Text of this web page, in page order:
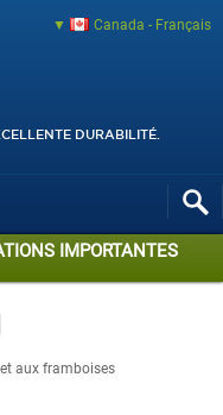
Canada - Français
DURABILITÉ.
IMPORTANTES
aux framboises